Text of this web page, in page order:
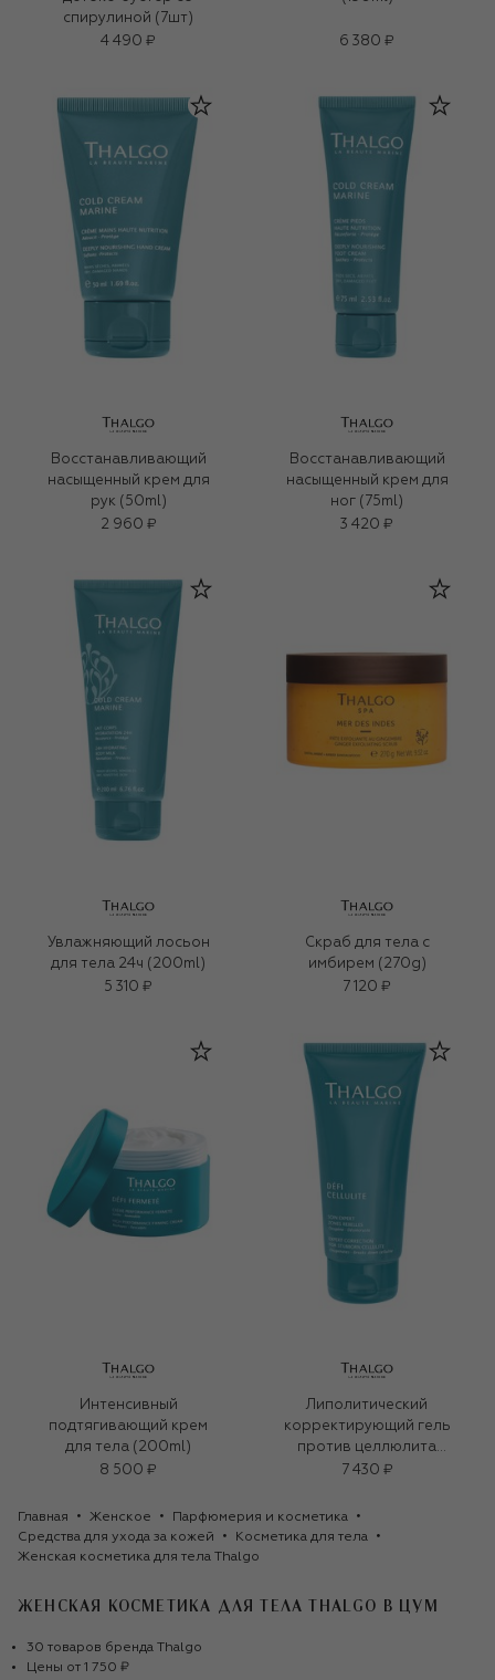
спирулиной (7шт)
4 490 ₽
6 380 ₽
Восстанавливающий
насыщенный крем для
рук (50ml)
2 960 ₽
Восстанавливающий
насыщенный крем для
ног (75ml)
3 420 ₽
Увлажняющий лосьон
для тела 24ч (200ml)
5 310 ₽
Скраб для тела с
имбирем (270g)
7 120 ₽
Интенсивный
подтягивающий крем
для тела (200ml)
8 500 ₽
Липолитический
корректирующий гель
против целлюлита
(150ml)
7 430 ₽
Главная Женское
Парфюмерия и косметика
Средства для ухода за кожей
Косметика для тела
Женская косметика для тела Thalgo
ЖЕНСКАЯ КОСМЕТИКА ДЛЯ ТЕЛА THALGO В ЦУМ
30 товаров бренда
Thalgo
Цены от 1 750 ₽